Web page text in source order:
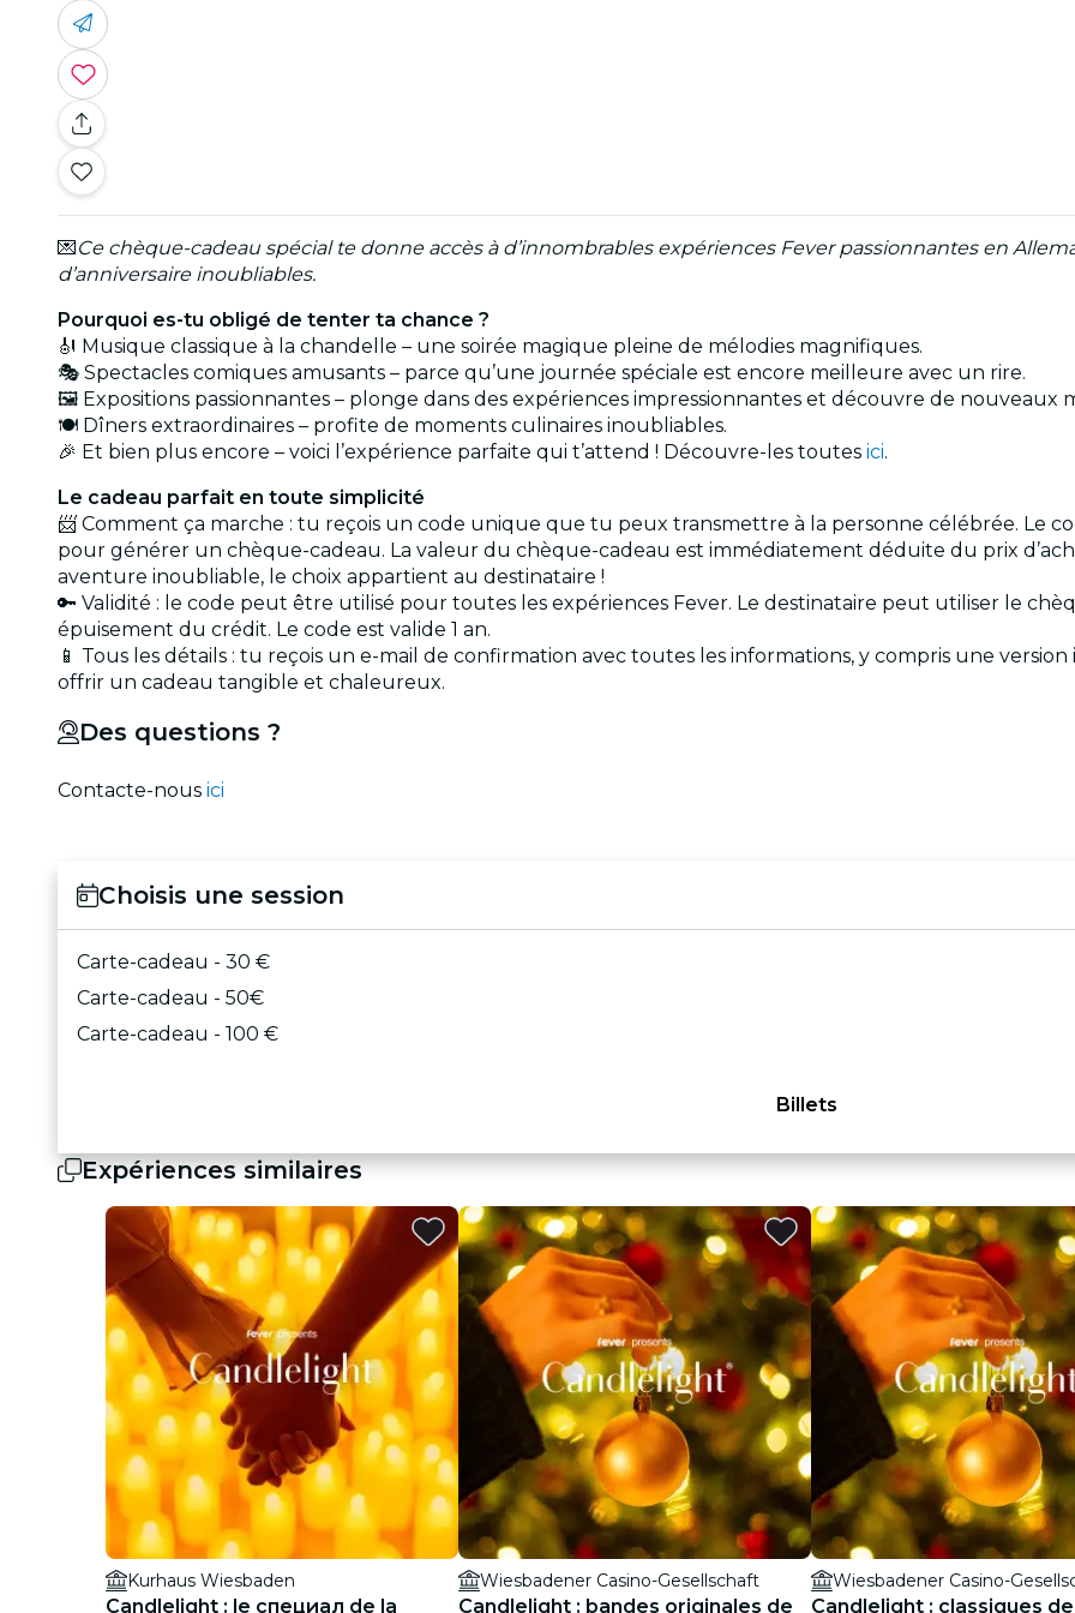
💌Ce chèque-cadeau spécial te donne accès à d’innombrables expériences Fever passionnantes en
d’anniversaire inoubliables.
Pourquoi es-tu obligé de tenter ta chance ?
🎻 Musique classique à la chandelle – une soirée magique pleine de mélodies magnifiques.
🎭 Spectacles comiques amusants – parce qu’une journée spéciale est encore meilleure avec un rire.
🖼️ Expositions passionnantes – plonge dans des expériences impressionnantes et découvre de nouveaux
🍽️ Dîners extraordinaires – profite de moments culinaires inoubliables.
🎉 Et bien plus encore – voici l’expérience parfaite qui t’attend ! Découvre-les toutes ici.
Le cadeau parfait en toute simplicité
📨 Comment ça marche : tu reçois un code unique que tu peux transmettre à la personne célébrée. Le
pour générer un chèque-cadeau. La valeur du chèque-cadeau est immédiatement déduite du prix
aventure inoubliable, le choix appartient au destinataire !
🔑 Validité : le code peut être utilisé pour toutes les expériences Fever. Le destinataire peut utiliser le
épuisement du crédit. Le code est valide 1 an.
📱 Tous les détails : tu reçois un e-mail de confirmation avec toutes les informations, y compris une
offrir un cadeau tangible et chaleureux.
Des questions ?
Contacte-nous ici
Choisis une session
Carte-cadeau - 30 €
Carte-cadeau - 50€
Carte-cadeau - 100 €
Billets
Expériences similaires
Kurhaus Wiesbaden
Candlelight : le специал de la
Wiesbadener Casino-Gesellschaft
Candlelight : bandes originales de
Wiesbadener Casino-
Candlelight : classiques